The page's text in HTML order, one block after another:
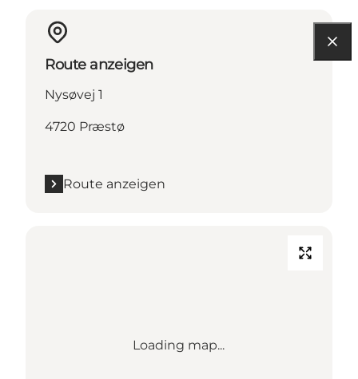
Route anzeigen
Nysøvej 1
4720 Præstø
Route anzeigen
Loading map...